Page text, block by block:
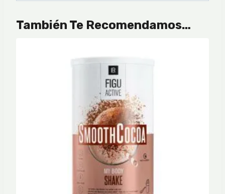
También Te Recomendamos…